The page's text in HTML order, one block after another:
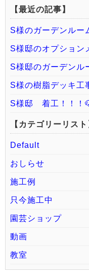
【最近の記事】
S様のガーデンルー
S様邸のオプション
S様邸のガーデンル
S様の樹脂デッキ工
S様邸 着工！！！
【カテゴリーリスト
Default
おしらせ
施工例
只今施工中
園芸ショップ
動画
教室